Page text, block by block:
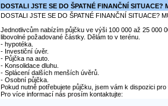
DOSTALI JSTE SE DO ŠPATNÉ FINANČNÍ SITUACE?
DOSTALI JSTE SE DO ŠPATNÉ FINANČNÍ SITUACE?
Jednotlivcům nabízím půjčku ve výši 100 000 až 25 000
libovolné požadované částky. Dělám to v terénu.
- hypotéka.
- Investiční úvěr.
- Půjčka na auto.
- Konsolidace dluhu.
- Splácení dalších menších úvěrů.
- Osobní půjčka.
Pokud nutně potřebujete půjčku, jsem vám k dispozici
Pro více informací nás prosím kontaktujte: